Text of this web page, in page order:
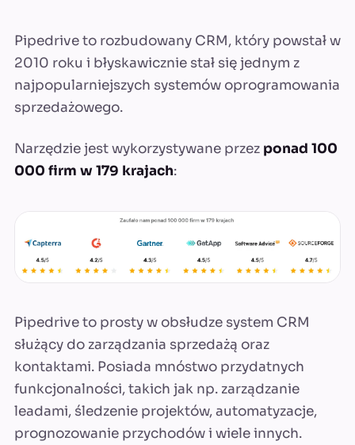
Pipedrive to rozbudowany CRM, który powstał w
2010 roku i błyskawicznie stał się jednym z
najpopularniejszych systemów oprogramowania
sprzedażowego.
Narzędzie jest wykorzystywane przez ponad 100
000 firm w 179 krajach:
Pipedrive to prosty w obsłudze system CRM
służący do zarządzania sprzedażą oraz
kontaktami. Posiada mnóstwo przydatnych
funkcjonalności, takich jak np. zarządzanie
leadami, śledzenie projektów, automatyzacje,
prognozowanie przychodów i wiele innych.